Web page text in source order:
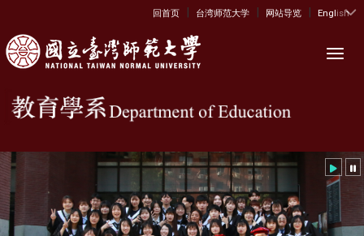
:::
回首页 | 台湾师范大学 | 网站导览 | English